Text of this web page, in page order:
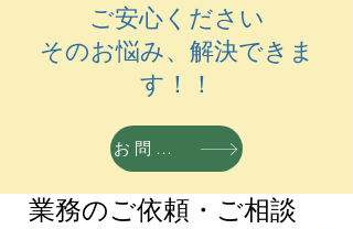
ご安心ください
​そのお悩み、解決できま
す！！
お問合せ
​業務のご依頼・ご相談